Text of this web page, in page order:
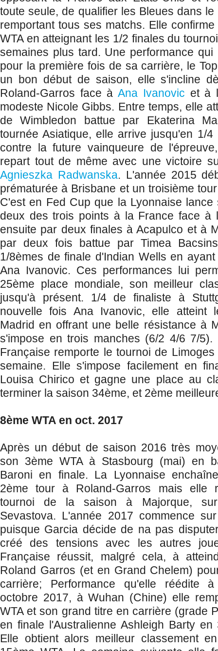
toute seule, de qualifier les Bleues dans
remportant tous ses matchs. Elle
WTA en atteignant les 1/2 finales du
semaines plus tard. Une performance qui
pour la première fois de sa carrière, le
un bon début de saison, elle s'incline
Roland-Garros face àAna Ivanovic et à
modeste Nicole Gibbs. Entre temps, elle
de Wimbledon battue par Ekaterina
tournée Asiatique, elle arrive jusqu'en 1/
contre la future vainqueure de
repart tout de même avec une victoire
Agnieszka Radwanska. L'année 2015
prématurée à Brisbane et un troisième
C'est en Fed Cup que la Lyonnaise lance
deux des trois points à la France face à
ensuite par deux finales à Acapulco et à
par deux fois battue par Timea
1/8èmes de finale d'Indian Wells en
Ana Ivanovic. Ces performances lui
25ème place mondiale, son meilleur
jusqu'à présent. 1/4 de finaliste à
nouvelle fois Ana Ivanovic, elle atteint
Madrid en offrant une belle résistance à
s'impose en trois manches (6/2 4/6 7/
Française remporte le tournoi de
semaine. Elle s'impose facilement en
Louisa Chirico et gagne une place au
terminer la saison 34ème, et 2ème
8ème WTA en oct. 2017
Après un début de saison 2016 très
son 3ème WTA à Stasbourg (mai) en
Baroni en finale. La Lyonnaise
2ème tour à Roland-Garros mais elle
tournoi de la saison à Majorque,
Sevastova. L'année 2017 commence
puisque Garcia décide de na pas
créé des tensions avec les autres
Française réussit, malgré cela, à
Roland Garros (et en Grand Chelem)
carrière; Performance qu'elle réédite
octobre 2017, à Wuhan (Chine) elle
WTA et son grand titre en carrière (grade
en finale l'Australienne Ashleigh Barty
Elle obtient alors meilleur classement